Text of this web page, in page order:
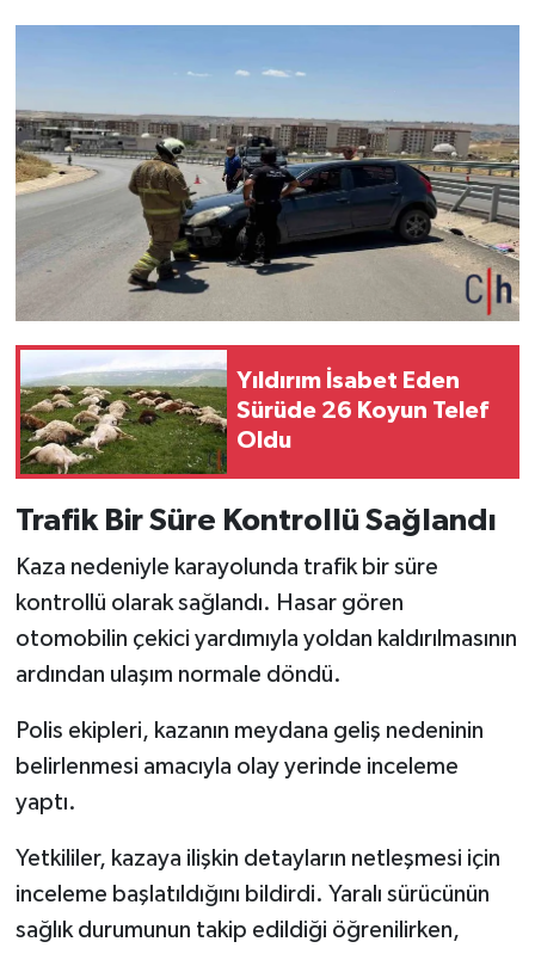
Yıldırım İsabet Eden
Sürüde 26 Koyun Telef
Oldu
Trafik Bir Süre Kontrollü Sağlandı
Kaza nedeniyle karayolunda trafik bir süre
kontrollü olarak sağlandı. Hasar gören
otomobilin çekici yardımıyla yoldan kaldırılmasının
ardından ulaşım normale döndü.
Polis ekipleri, kazanın meydana geliş nedeninin
belirlenmesi amacıyla olay yerinde inceleme
yaptı.
Yetkililer, kazaya ilişkin detayların netleşmesi için
inceleme başlatıldığını bildirdi. Yaralı sürücünün
sağlık durumunun takip edildiği öğrenilirken,